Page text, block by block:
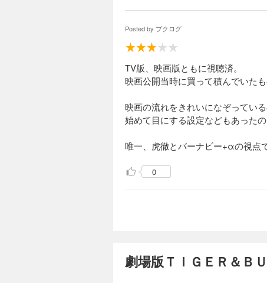
Posted by ブクログ
TV版、映画版ともに視聴済。
映画公開当時に買って積んでいたも
映画の流れをきれいになぞってい
始めて目にする設定などもあった
唯一、虎徹とバーナビー+αの視点
0
劇場版ＴＩＧＥＲ＆Ｂ